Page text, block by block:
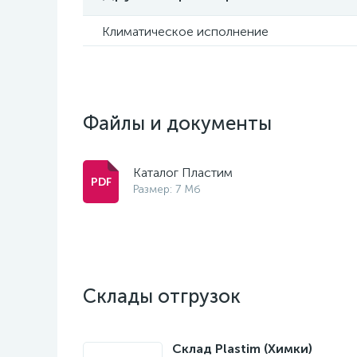
Климатическое исполнение
Файлы и документы
Каталог Пластим
Размер: 7 Мб
Склады отгрузок
Склад Plastim (Химки)